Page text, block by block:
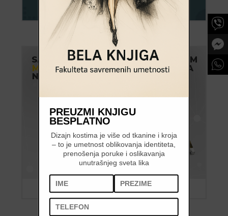
PREUZMI KNJIGU
BESPLATNO
Dizajn kostima je više od tkanine i kroja
– to je umetnost oblikovanja identiteta,
prenošenja poruke i oslikavanja
unutrašnjeg sveta lika